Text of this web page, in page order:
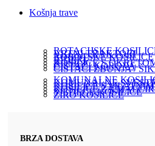
Košnja trave
ROTACIJSKE
VRTNI TRAKTORI
ROBOTSKE KOSILICE
RIDERI
KOSILICE S
ČISTAČI KOROVA
ČISTAČI ŽBUNJA /
KOMUNALNE
KOMUNALNE
KOSILICE S
KOSILICE ZA
SJEDEĆE KOSILICE
ŽIRO KOSILICE
BRZA DOSTAVA